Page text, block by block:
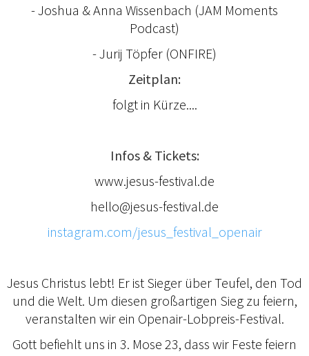
- Joshua & Anna Wissenbach (JAM Moments
Podcast)
- Jurij Töpfer (ONFIRE)
Zeitplan:
folgt in Kürze....
Infos & Tickets:
www.jesus-festival.de
hello@jesus-festival.de
instagram.com/jesus_festival_openair
Jesus Christus lebt! Er ist Sieger über Teufel, den Tod
und die Welt. Um diesen großartigen Sieg zu feiern,
veranstalten wir ein Openair-Lobpreis-Festival.
Gott befiehlt uns in 3. Mose 23, dass wir Feste feiern